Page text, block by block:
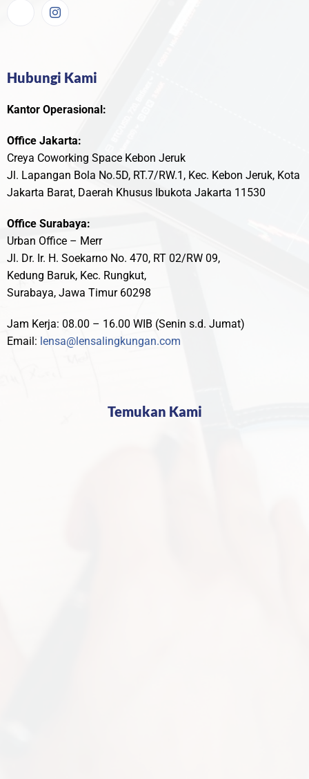
Hubungi Kami
Kantor Operasional:
Office Jakarta:
Creya Coworking Space Kebon Jeruk
Jl. Lapangan Bola No.5D, RT.7/RW.1, Kec. Kebon Jeruk, Kota
Jakarta Barat, Daerah Khusus Ibukota Jakarta 11530
Office Surabaya:
Urban Office – Merr
Jl. Dr. Ir. H. Soekarno No. 470, RT 02/RW 09,
Kedung Baruk, Kec. Rungkut,
Surabaya, Jawa Timur 60298
Jam Kerja: 08.00 – 16.00 WIB (Senin s.d. Jumat)
Email: lensa@lensalingkungan.com
Temukan Kami